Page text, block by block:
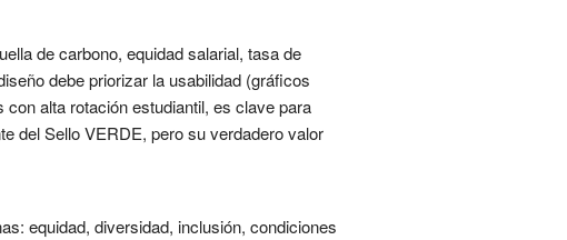
de carbono, equidad salarial, tasa de
debe priorizar la usabilidad (gráficos
alta rotación estudiantil, es clave para
del Sello VERDE, pero su verdadero valor
equidad, diversidad, inclusión, condiciones